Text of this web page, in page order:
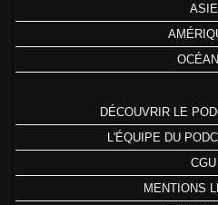
ASIE
DÉCOUVRIR LE
L'ÉQUIPE DU
CGU
MENTIONS